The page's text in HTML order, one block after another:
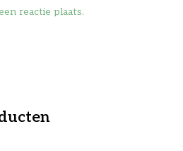
reactie plaats.